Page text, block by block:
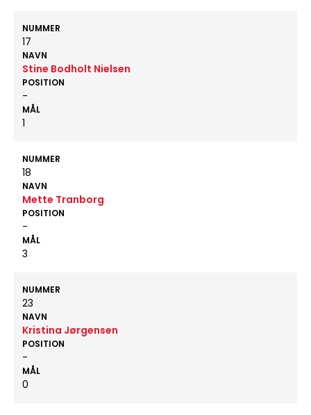
NUMMER
17
NAVN
Stine Bodholt Nielsen
POSITION
-
MÅL
1
NUMMER
18
NAVN
Mette Tranborg
POSITION
-
MÅL
3
NUMMER
23
NAVN
Kristina Jørgensen
POSITION
-
MÅL
0